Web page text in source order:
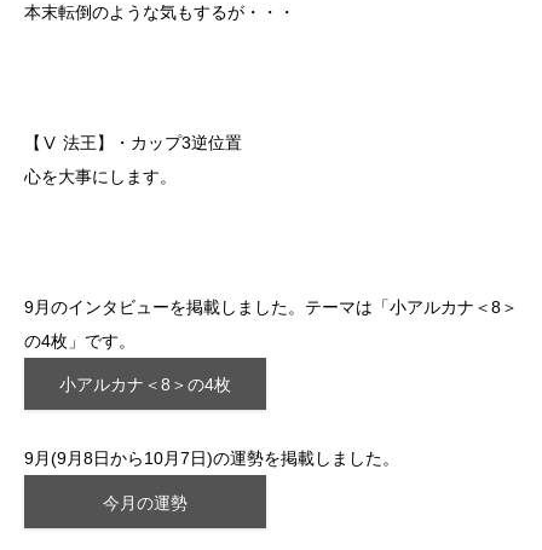
本末転倒のような気もするが・・・
【Ⅴ 法王】・カップ3逆位置
心を大事にします。
9月のインタビューを掲載しました。テーマは「小アルカナ＜8＞
の4枚」です。
小アルカナ＜8＞の4枚
9月(9月8日から10月7日)の運勢を掲載しました。
今月の運勢